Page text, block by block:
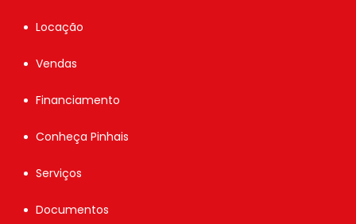
Locação
Vendas
Financiamento
Conheça Pinhais
Serviços
Documentos